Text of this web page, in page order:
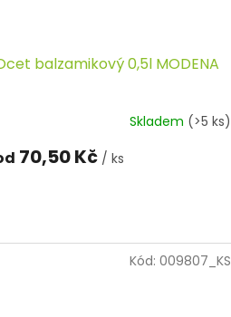
balzamikový 0,5l MODENA
Skladem (>5 ks)
70,50 Kč / ks
Kód: 009807_KS